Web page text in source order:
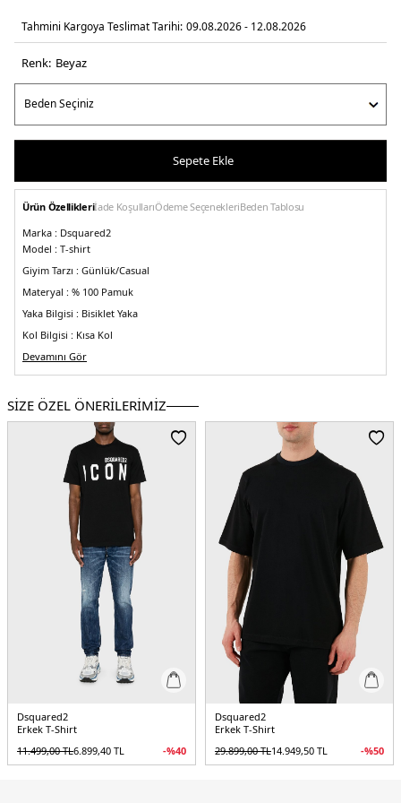
Tahmini Kargoya Teslimat Tarihi: 09.08.2026 - 12.08.2026
Renk: beyaz
Sepete Ekle
Ürün Özellikleriİade KoşullarıÖdeme SeçenekleriBeden Tablosu
Marka : Dsquared2
Model : T-shirt
Giyim Tarzı : Günlük/Casual
Materyal : % 100 Pamuk
Yaka Bilgisi : Bisiklet Yaka
Kol Bilgisi : Kısa Kol
Kalıp Bilgisi :Regular Fit
Üretim Yeri :İtalya
Devamını Gör
SİZE ÖZEL ÖNERİLERİMİZ
Dsquared2
Erkek T-Shirt
11.499,00TL6.899,40 TL -%40
Dsquared2
Erkek T-Shirt
29.899,00TL14.949,50 TL -%50